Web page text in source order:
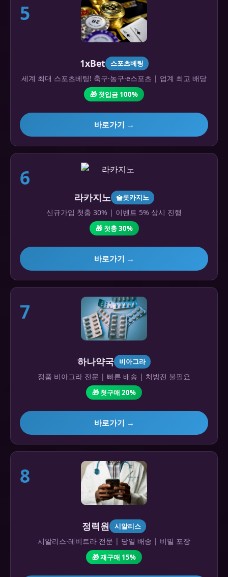
5
1xBet 스포츠베팅
세계 최대 스포츠베팅! 축구·농구·e스포츠 | 업계 최고 배당
🎁 첫입금 100%
바로가기 →
6
라카지노 슬롯카지노
신규가입 첫충 30% | 이벤트 5% 상시 진행
🎁 첫충 30%
바로가기 →
7
하나약국 비아그라
정품 비아그라 전문 | 빠른 배송 | 처방전 불필요
🎁 첫구매 20%
바로가기 →
8
정력원 시알리스
시알리스·레비트라 전문 | 당일 배송 | 비밀 포장
🎁 재구매 15%